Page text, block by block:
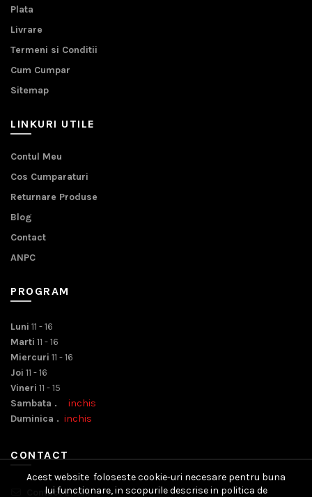
Plata
Livrare
Termeni si Conditii
Cum Cumpar
Sitemap
LINKURI UTILE
Contul Meu
Cos Cumparaturi
Returnare Produse
Blog
Contact
ANPC
PROGRAM
Luni 11 - 16
Marti 11 - 16
Miercuri 11 - 16
Joi 11 - 16
Vineri 11 - 15
Sambata . inchis
Duminica . inchis
CONTACT
Contact Email
Acest website foloseste cookie-uri necesare pentru buna
lui functionare, in scopurile descrise in politica de